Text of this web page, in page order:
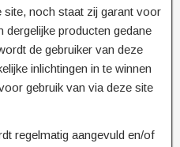
site, noch staat zij garant voor
dergelijke producten gedane
de gebruiker van deze
inlichtingen in te winnen
gebruik van via deze site
regelmatig aangevuld en/of